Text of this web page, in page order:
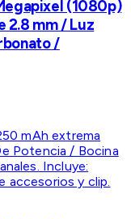
(1080p)
2.8 mm / Luz
/